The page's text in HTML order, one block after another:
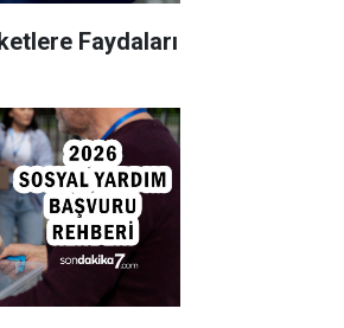
Faydaları